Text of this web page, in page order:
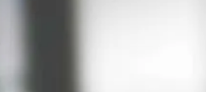
白海豚路徑變了！專家：離台
3資深房仲遭聲押禁見！士院裁